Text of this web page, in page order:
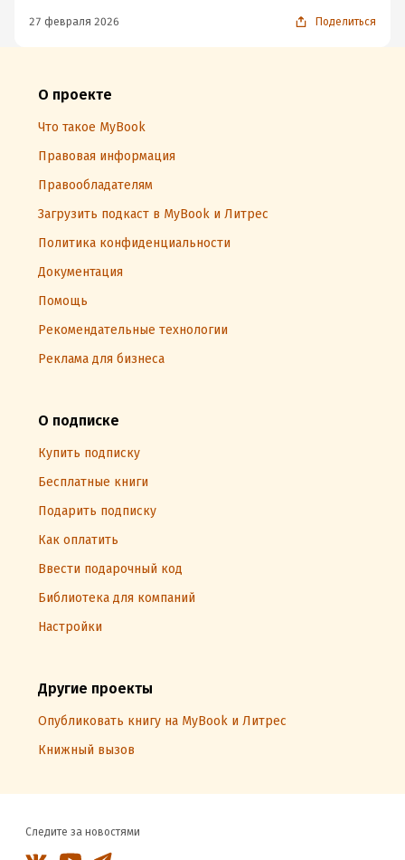
27 февраля 2026 Поделиться
О проекте
Что такое MyBook
Правовая информация
Правообладателям
Загрузить подкаст в MyBook и Литрес
Политика конфиденциальности
Документация
Помощь
Рекомендательные технологии
Реклама для бизнеса
О подписке
Купить подписку
Бесплатные книги
Подарить подписку
Как оплатить
Ввести подарочный код
Библиотека для компаний
Настройки
Другие проекты
Опубликовать книгу на MyBook и Литрес
Книжный вызов
Следите за новостями